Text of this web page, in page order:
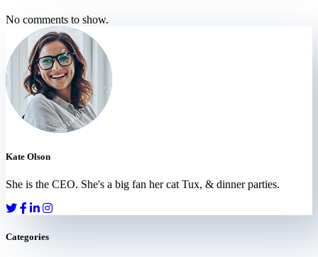
No comments to show.
Kate Olson
She is the CEO. She's a big fan her cat Tux, & dinner parties.
Categories